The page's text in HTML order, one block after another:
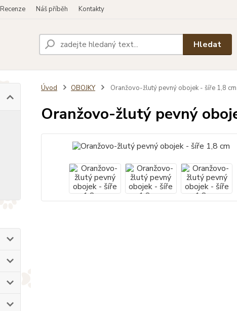
Recenze Náš příběh Kontakty
Hledat
Úvod OBOJKY Oranžovo-žlutý pevný obojek - šíře 1,8 cm
Oranžovo-žlutý pevný